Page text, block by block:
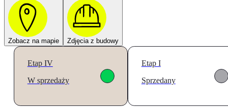
Zobacz na mapie Zdjęcia z budowy
Etap IV
W sprzedaży
Etap I
Sprzedany